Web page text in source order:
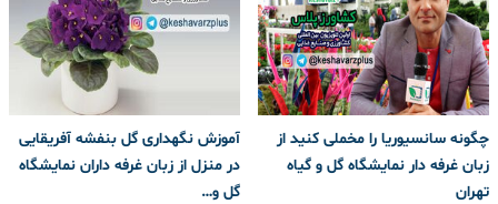
چگونه سانسیوریا را مخملی کنید از
زبان غرفه دار نمایشگاه گل و گیاه
تهران
آموزش نگهداری گل بنفشه آفریقایی
در منزل از زبان غرفه داران نمایشگاه
گل و…